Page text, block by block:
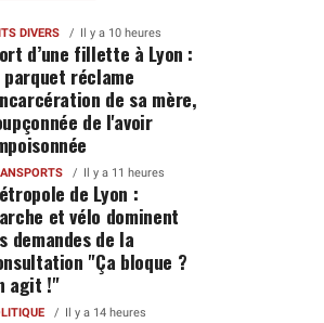
DIVERS Il y a 10 heures
d’une fillette à Lyon :
réclame
de sa mère,
de l'avoir
Il y a 11 heures
de Lyon :
et vélo dominent
demandes de la
"Ça bloque ?
agit !"
Il y a 14 heures